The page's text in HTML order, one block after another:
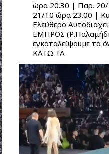
ώρα 20.30 | Παρ.
21/10 ώρα 23.00 |
Ελεύθερο
ΕΜΠΡΟΣ
εγκαταλείψουμε τα
ΚΑΤΩ ΤΑ